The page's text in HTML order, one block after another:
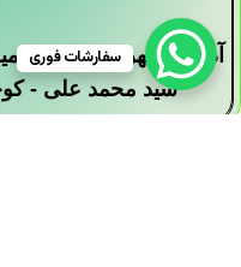
آدرس : تهران - خیابان
سید محمد علی -
سفارشات فوری